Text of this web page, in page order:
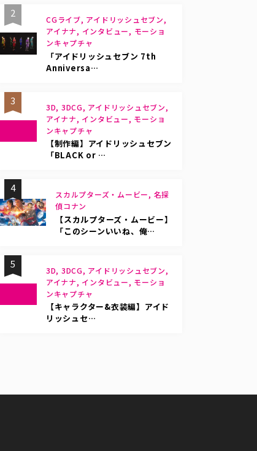
2
CGライブ, アイドリッシュセブン,
アイナナ, インタビュー, モーショ
ンキャプチャ
「アイドリッシュセブン 7th
Anniversa…
3
3D, 3DCG, アイドリッシュセブン,
アイナナ, インタビュー, モーショ
ンキャプチャ
【制作編】アイドリッシュセブン
「BLACK or …
4
スカルプターズ・ムービー, 名探
偵コナン
【スカルプターズ・ムービー】
「このシーンいいね、俺…
5
3D, 3DCG, アイドリッシュセブン,
アイナナ, インタビュー, モーショ
ンキャプチャ
【キャラクター&衣装編】アイド
リッシュセ…